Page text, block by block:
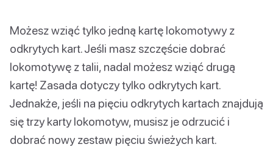
Możesz wziąć tylko jedną kartę lokomotywy z
odkrytych kart. Jeśli masz szczęście dobrać
lokomotywę z talii, nadal możesz wziąć drugą
kartę! Zasada dotyczy tylko odkrytych kart.
Jednakże, jeśli na pięciu odkrytych kartach znajdują
się trzy karty lokomotyw, musisz je odrzucić i
dobrać nowy zestaw pięciu świeżych kart.